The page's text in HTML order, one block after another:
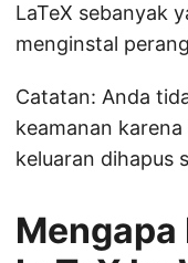
LaTeX sebanyak
menginstal
Catatan: Anda
keamanan
keluaran dihapus